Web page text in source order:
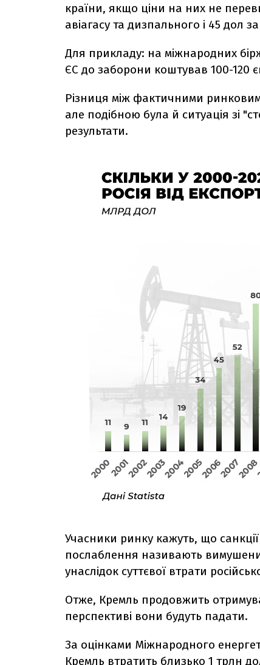
країни, якщо ціни на них не
авіагасу та дизпального і 45 дол
Для прикладу: на міжнародних
ЄС до заборони коштував 100-120
Різниця між фактичними
але подібною була й ситуація зі
результати.
Учасники ринку кажуть, що
послаблення називають
унаслідок суттєвої втрати
Отже, Кремль продовжить
перспективі вони будуть падати.
За оцінками Міжнародного
Кремль втратить близько 1 трлн